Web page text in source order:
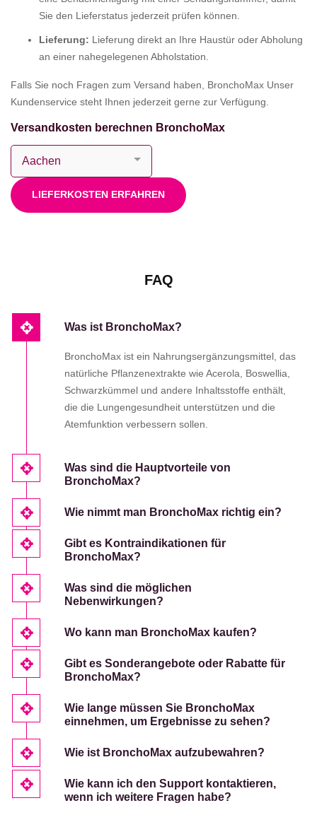
Sie den Lieferstatus jederzeit prüfen können.
Lieferung: Lieferung direkt an Ihre Haustür oder Abholung
an einer nahegelegenen Abholstation.
Falls Sie noch Fragen zum Versand haben, BronchoMax Unser
Kundenservice steht Ihnen jederzeit gerne zur Verfügung.
Versandkosten berechnen BronchoMax
LIEFERKOSTEN ERFAHREN
FAQ
Was ist BronchoMax?
BronchoMax ist ein Nahrungsergänzungsmittel, das
natürliche Pflanzenextrakte wie Acerola, Boswellia,
Schwarzkümmel und andere Inhaltsstoffe enthält,
die die Lungengesundheit unterstützen und die
Atemfunktion verbessern sollen.
Was sind die Hauptvorteile von
BronchoMax?
Wie nimmt man BronchoMax richtig ein?
Gibt es Kontraindikationen für
BronchoMax?
Was sind die möglichen
Nebenwirkungen?
Wo kann man BronchoMax kaufen?
Gibt es Sonderangebote oder Rabatte für
BronchoMax?
Wie lange müssen Sie BronchoMax
einnehmen, um Ergebnisse zu sehen?
Wie ist BronchoMax aufzubewahren?
Wie kann ich den Support kontaktieren,
wenn ich weitere Fragen habe?